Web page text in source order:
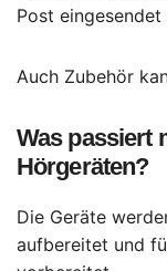
Post eingesendet
Auch Zubehör
Was passiert
Hörgeräten?
Die Geräte
aufbereitet und